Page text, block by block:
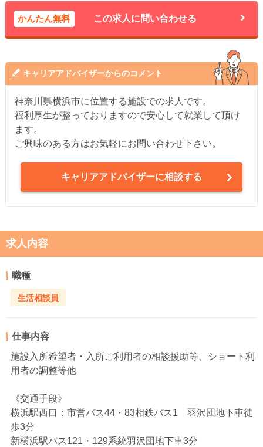
かんたん無料 この求人に問い合わせる
キャリアアドバイザーからのコメント
神奈川県横浜市に位置する施設での求人です。
福利厚生が整っておりますので安心して就業して頂け
ます。
ご興味のある方はお気軽にお問い合わせ下さい。
キャリアアドバイザーに相談する
求人内容
職種
生活相談員
仕事内容
施設入所希望者・入所ご利用者の相談援助等、ショート利
用者の調整等他
《交通手段》
横浜駅西口：市営バス44・83相鉄バス1 羽沢団地下車徒
歩3分
新横浜駅バス121・129系統羽沢団地下車3分